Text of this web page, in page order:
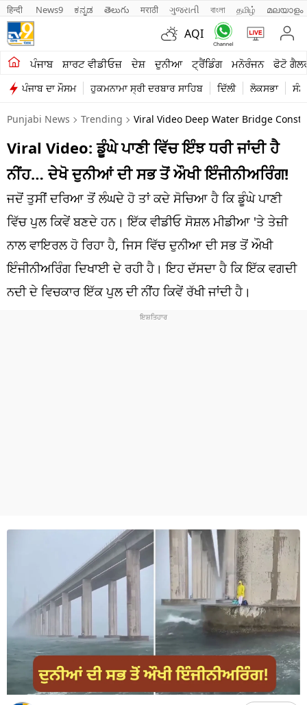
हिन्दी News9 ಕನ್ನಡ తెలుగు मराठी ગુજરાતી বাংলা தமிழ் മലയാളം
AQI
ਪੰਜਾਬ ਸ਼ਾਰਟ ਵੀਡੀਓਜ਼ ਦੇਸ਼ ਦੁਨੀਆ ਟ੍ਰੈਂਡਿੰਗ ਮਨੋਰੰਜਨ ਫੋਟੋ
ਪੰਜਾਬ ਦਾ ਮੌਸਮ ਹੁਕਮਨਾਮਾ ਸ੍ਰੀ ਦਰਬਾਰ ਸਾਹਿਬ ਦਿੱਲੀ ਲੋਕਸਭਾ
ਖੇਤੀਬਾੜੀ
ਸ਼ਾਰਟ ਵੀਡੀਓਜ਼
ਕਾਰੋਬਾਰ
ਕਰਿਅਰ
ਮਨੋਰੰਜਨ
ਦੇਸ਼
ਲਾਈਫ ਸਟਾਈਲ
ਪੰਜਾਬ
Punjabi News Trending Viral Video Deep Water Bridge
Viral Video: ਡੂੰਘੇ ਪਾਣੀ ਵਿੱਚ ਇੰਝ ਧਰੀ ਜਾਂਦੀ ਹੈ
ਨੀਂਹ… ਦੇਖੋ ਦੁਨੀਆਂ ਦੀ ਸਭ ਤੋਂ ਔਖੀ ਇੰਜੀਨੀਅਰਿੰਗ!
ਜਦੋਂ ਤੁਸੀਂ ਦਰਿਆ ਤੋਂ ਲੰਘਦੇ ਹੋ ਤਾਂ ਕਦੇ ਸੋਚਿਆ ਹੈ ਕਿ ਡੂੰਘੇ ਪਾਣੀ
ਵਿੱਚ ਪੁਲ ਕਿਵੇਂ ਬਣਦੇ ਹਨ। ਇੱਕ ਵੀਡੀਓ ਸੋਸ਼ਲ ਮੀਡੀਆ 'ਤੇ ਤੇਜ਼ੀ
ਨਾਲ ਵਾਇਰਲ ਹੋ ਰਿਹਾ ਹੈ, ਜਿਸ ਵਿੱਚ ਦੁਨੀਆ ਦੀ ਸਭ ਤੋਂ ਔਖੀ
ਇੰਜੀਨੀਅਰਿੰਗ ਦਿਖਾਈ ਦੇ ਰਹੀ ਹੈ। ਇਹ ਦੱਸਦਾ ਹੈ ਕਿ ਇੱਕ ਵਗਦੀ
ਨਦੀ ਦੇ ਵਿਚਕਾਰ ਇੱਕ ਪੁਲ ਦੀ ਨੀਂਹ ਕਿਵੇਂ ਰੱਖੀ ਜਾਂਦੀ ਹੈ।